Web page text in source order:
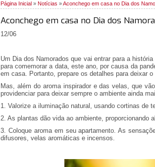
Página Inicial » Notícias »Aconchego em casa no Dia dos
Aconchego em casa no Dia dos
12/06
Um Dia dos Namorados que vai entrar para a
para comemorar a data, este ano, por causa da
em casa. Portanto, prepare os detalhes para deixar
Mas, além do aroma inspirador e das velas, que
providenciar para deixar sempre o ambiente ainda
1. Valorize a iluminação natural, usando cortinas de
2. As plantas dão vida ao ambiente, proporcionando
3. Coloque aroma em seu apartamento. As
difusores, velas aromáticas e incensos.